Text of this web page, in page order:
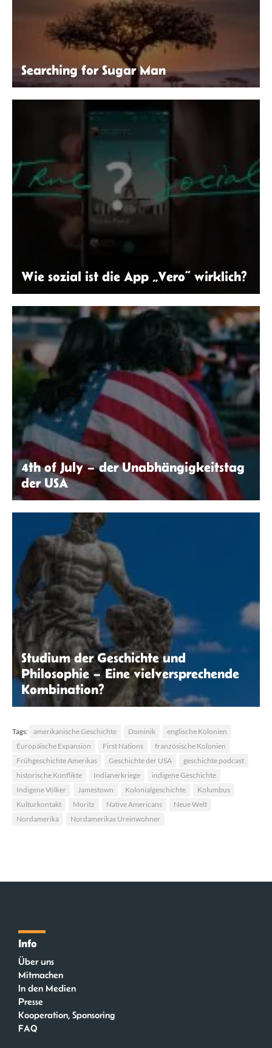
Searching for Sugar Man
Wie sozial ist die App „Vero“ wirklich?
4th of July – der Unabhängigkeitstag
der USA
Studium der Geschichte und
Philosophie – Eine vielversprechende
Kombination?
Tags: amerikanische Geschichte Dominik
englische Kolonien
Europäische Expansion
First Nations
französische Kolonien
Frühgeschichte Amerikas
Geschichte der USA
geschichte podcast
historische Konflikte
Indianerkriege
indigene Geschichte
Indigene Völker
Jamestown Kolonialgeschichte
Kolumbus
Kulturkontakt
Moritz Native Americans
Neue Welt
Nordamerika
Nordamerikas Ureinwohner
Info
Über uns
Mitmachen
In den Medien
Presse
Kooperation, Sponsoring
FAQ